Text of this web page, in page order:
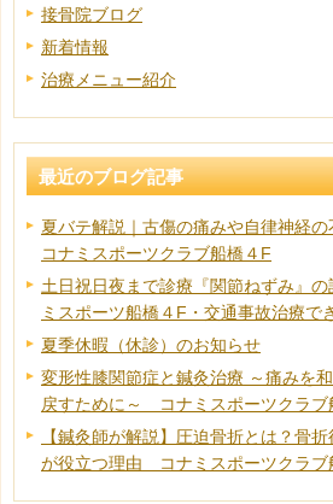
接骨院ブログ
新着情報
治療メニュー紹介
最近のブログ記事
夏バテ解説｜古傷の痛みや自律神経
コナミスポーツクラブ船橋４F
土日祝日夜まで診療『関節ねずみ』
ミスポーツ船橋４F・交通事故治療で
夏季休暇（休診）のお知らせ
変形性膝関節症と鍼灸治療 ～痛みを
戻すために～ コナミスポーツクラブ
【鍼灸師が解説】圧迫骨折とは？骨
が役立つ理由 コナミスポーツクラブ